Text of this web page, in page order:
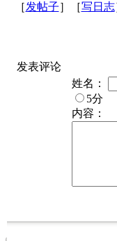
［发帖子］［写日志
发表评论
姓名：
5分
内容：